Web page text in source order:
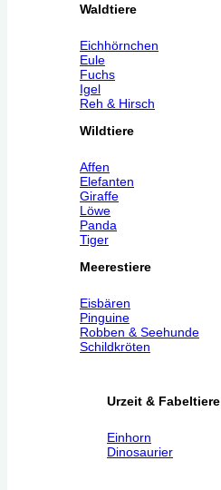
Waldtiere
Eichhörnchen
Eule
Fuchs
Igel
Reh & Hirsch
Wildtiere
Affen
Elefanten
Giraffe
Löwe
Panda
Tiger
Meerestiere
Eisbären
Pinguine
Robben & Seehunde
Schildkröten
Urzeit & Fabeltiere
Einhorn
Dinosaurier